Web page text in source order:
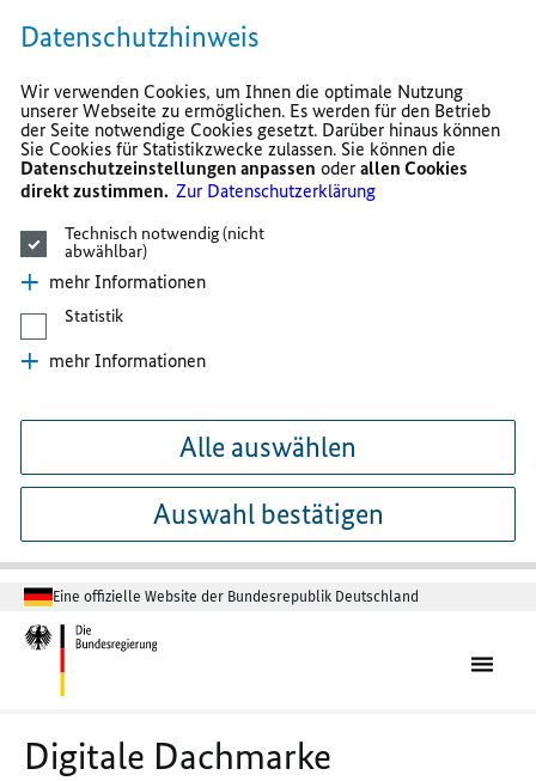
Datenschutzhinweis
Wir verwenden Cookies, um Ihnen die optimale Nutzung
unserer Webseite zu ermöglichen. Es werden für den Betrieb
der Seite notwendige Cookies gesetzt. Darüber hinaus können
Sie Cookies für Statistikzwecke zulassen. Sie können die
Datenschutzeinstellungen anpassen oderallen Cookies
direkt zustimmen.Zur Datenschutzerklärung
Technisch notwendig (nicht
abwählbar)
mehr Informationen
Statistik
mehr Informationen
Alle auswählen
Auswahl bestätigen
Eine offizielle Website der Bundesrepublik Deutschland
Digitale Dachmarke